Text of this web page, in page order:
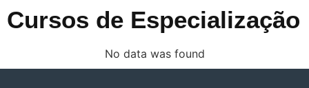
Cursos de Especialização
No data was found